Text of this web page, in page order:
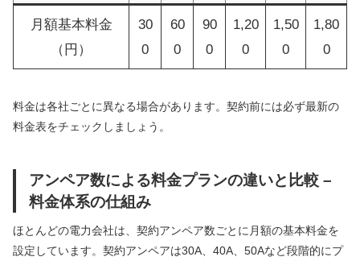
月額基本料金
（円）
30
0
60
0
90
0
1,20
0
1,50
0
1,80
0
料金は各社ごとに異なる場合があります。契約前には必ず最新の
料金表をチェックしましょう。
アンペア数による料金プランの違いと比較 –
料金体系の仕組み
ほとんどの電力会社は、契約アンペア数ごとに月額の基本料金を
設定しています。契約アンペアは30A、40A、50Aなど段階的にプ